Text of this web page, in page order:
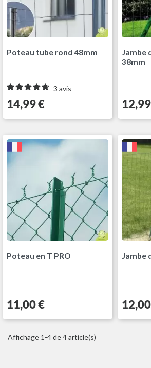
Poteau tube rond 48mm
3 avis
Prix
14,99 €
Jambe
38mm
Prix
Poteau en T PRO
Prix
11,00 €
Jambe
Prix
Affichage 1-4 de 4 article(s)